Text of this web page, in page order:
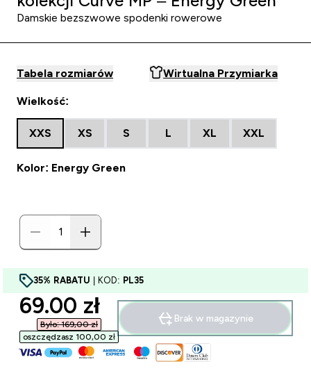
Damskie bezszwowe spodenki rowerowe
Tabela rozmiarów Wirtualna Przymiarka
Wielkość:
XXS XS S L XL XXL
Kolor: Energy Green
35% RABATU | KOD: PL35
discounted price
69.00 zł‎
Było: 169,00 zł‎
oszczędzasz 100,00 zł‎
Brak w magazynie